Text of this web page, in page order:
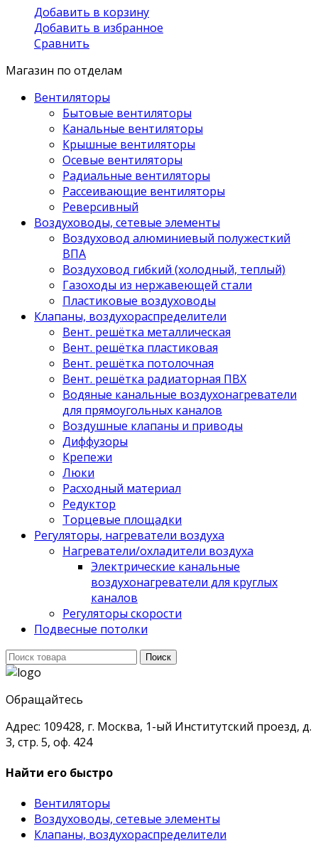
Добавить в корзину
Добавить в избранное
Сравнить
Магазин по отделам
Вентиляторы
Бытовые вентиляторы
Канальные вентиляторы
Крышные вентиляторы
Осевые вентиляторы
Радиальные вентиляторы
Рассеивающие вентиляторы
Реверсивный
Воздуховоды, сетевые элементы
Воздуховод алюминиевый полужесткий
ВПА
Воздуховод гибкий (холодный, теплый)
Газоходы из нержавеющей стали
Пластиковые воздуховоды
Клапаны, воздухораспределители
Вент. решётка металлическая
Вент. решётка пластиковая
Вент. решётка потолочная
Вент. решётка радиаторная ПВХ
Водяные канальные воздухонагреватели
для прямоугольных каналов
Воздушные клапаны и приводы
Диффузоры
Крепежи
Люки
Расходный материал
Редуктор
Торцевые площадки
Регуляторы, нагреватели воздуха
Нагреватели/охладители воздуха
Электрические канальные
воздухонагреватели для круглых
каналов
Регуляторы скорости
Подвесные потолки
Поиск
для:
Поиск
Обращайтесь
Адрес: 109428, г. Москва, 1-ый Институтский проезд, д.
3, стр. 5, оф. 424
Найти его быстро
Вентиляторы
Воздуховоды, сетевые элементы
Клапаны, воздухораспределители